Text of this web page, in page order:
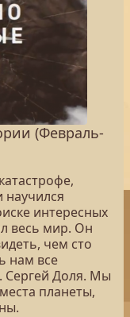
(Февраль-
научился
интересных
весь мир. Он
чем сто
нам все
Сергей Доля. Мы
планеты,